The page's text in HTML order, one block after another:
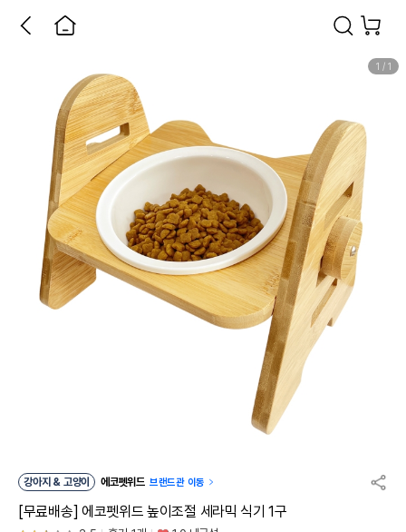
1 / 1
강아지 & 고양이 에코펫위드 브랜드관 이동
[무료배송] 에코펫위드 높이조절 세라믹 식기 1구